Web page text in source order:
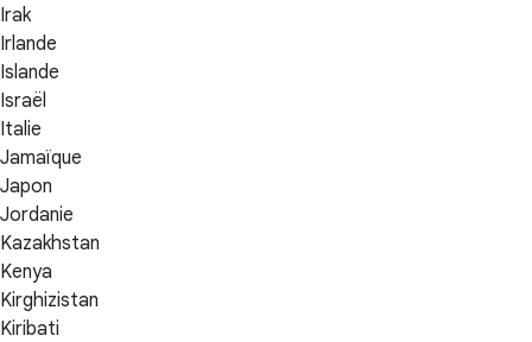
Irak
Irlande
Islande
Israël
Italie
Jamaïque
Japon
Jordanie
Kazakhstan
Kenya
Kirghizistan
Kiribati